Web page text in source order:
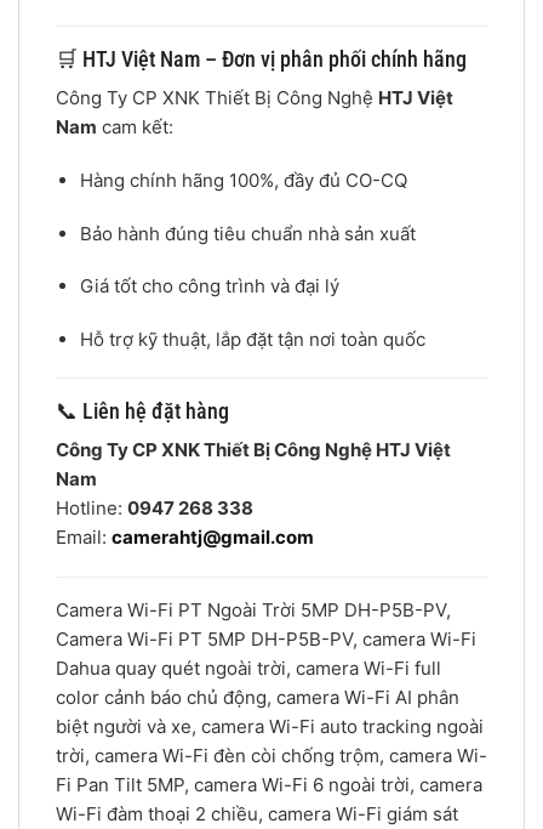
🛒 HTJ Việt Nam – Đơn vị phân phối chính hãng
Công Ty CP XNK Thiết Bị Công Nghệ HTJ Việt
Nam cam kết:
Hàng chính hãng 100%, đầy đủ CO-CQ
Bảo hành đúng tiêu chuẩn nhà sản xuất
Giá tốt cho công trình và đại lý
Hỗ trợ kỹ thuật, lắp đặt tận nơi toàn quốc
📞 Liên hệ đặt hàng
Công Ty CP XNK Thiết Bị Công Nghệ HTJ Việt
Nam
Hotline: 0947 268 338
Email: camerahtj@gmail.com
Camera Wi-Fi PT Ngoài Trời 5MP DH-P5B-PV,
Camera Wi-Fi PT 5MP DH-P5B-PV, camera Wi-Fi
Dahua quay quét ngoài trời, camera Wi-Fi full
color cảnh báo chủ động, camera Wi-Fi AI phân
biệt người và xe, camera Wi-Fi auto tracking ngoài
trời, camera Wi-Fi đèn còi chống trộm, camera Wi-
Fi Pan Tilt 5MP, camera Wi-Fi 6 ngoài trời, camera
Wi-Fi đàm thoại 2 chiều, camera Wi-Fi giám sát